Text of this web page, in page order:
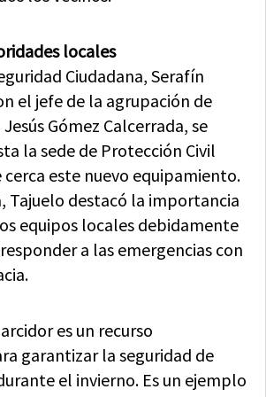
locales
Ciudadana, Serafín
el jefe de la agrupación de
Gómez Calcerrada, se
la sede de Protección Civil
cerca este nuevo equipamiento.
Tajuelo destacó la importancia
equipos locales debidamente
a las emergencias con
es un recurso
garantizar la seguridad de
el invierno. Es un ejemplo